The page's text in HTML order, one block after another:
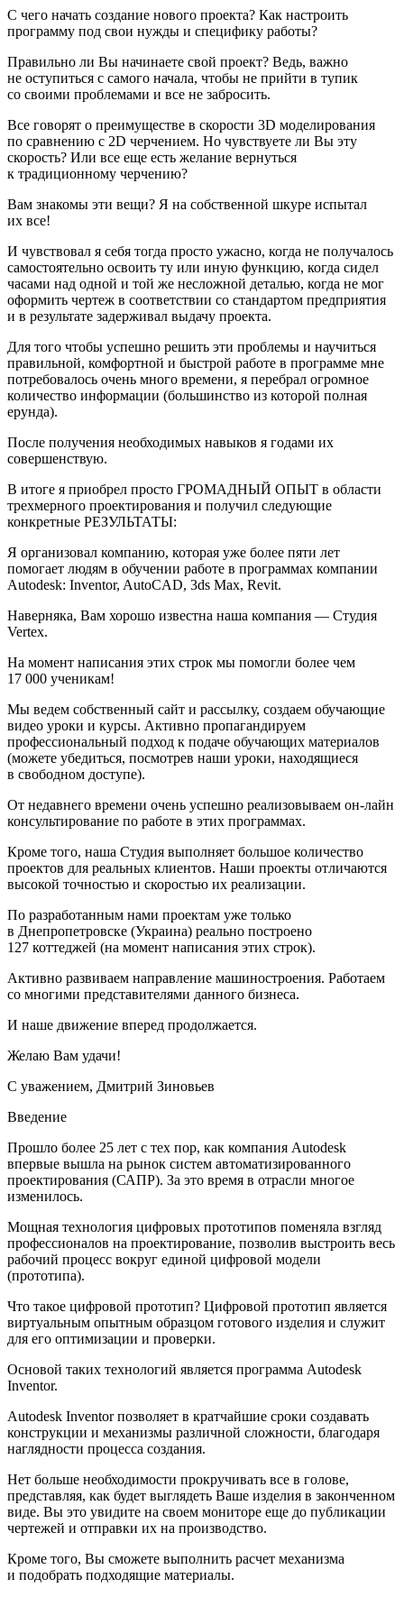
С чего начать создание нового проекта? Как настроить
программу под свои нужды и специфику работы?
Правильно ли Вы начинаете свой проект? Ведь, важно
не оступиться с самого начала, чтобы не прийти в тупик
со своими проблемами и все не забросить.
Все говорят о преимуществе в скорости 3D моделирования
по сравнению с 2D черчением. Но чувствуете ли Вы эту
скорость? Или все еще есть желание вернуться
к традиционному черчению?
Вам знакомы эти вещи? Я на собственной шкуре испытал
их все!
И чувствовал я себя тогда просто ужасно, когда не получалось
самостоятельно освоить ту или иную функцию, когда сидел
часами над одной и той же несложной деталью, когда не мог
оформить чертеж в соответствии со стандартом предприятия
и в результате задерживал выдачу проекта.
Для того чтобы успешно решить эти проблемы и научиться
правильной, комфортной и быстрой работе в программе мне
потребовалось очень много времени, я перебрал огромное
количество информации (большинство из которой полная
ерунда).
После получения необходимых навыков я годами их
совершенствую.
В итоге я приобрел просто ГРОМАДНЫЙ ОПЫТ в области
трехмерного проектирования и получил следующие
конкретные РЕЗУЛЬТАТЫ:
Я организовал компанию, которая уже более пяти лет
помогает людям в обучении работе в программах компании
Autodesk: Inventor, AutoCAD, 3ds Max, Revit.
Наверняка, Вам хорошо известна наша компания — Студия
Vertex.
На момент написания этих строк мы помогли более чем
17 000 ученикам!
Мы ведем собственный сайт и рассылку, создаем обучающие
видео уроки и курсы. Активно пропагандируем
профессиональный подход к подаче обучающих материалов
(можете убедиться, посмотрев наши уроки, находящиеся
в свободном доступе).
От недавнего времени очень успешно реализовываем он-лайн
консультирование по работе в этих программах.
Кроме того, наша Студия выполняет большое количество
проектов для реальных клиентов. Наши проекты отличаются
высокой точностью и скоростью их реализации.
По разработанным нами проектам уже только
в Днепропетровске (Украина) реально построено
127 коттеджей (на момент написания этих строк).
Активно развиваем направление машиностроения. Работаем
со многими представителями данного бизнеса.
И наше движение вперед продолжается.
Желаю Вам удачи!
С уважением, Дмитрий Зиновьев
Введение
Прошло более 25 лет с тех пор, как компания Autodesk
впервые вышла на рынок систем автоматизированного
проектирования (САПР). За это время в отрасли многое
изменилось.
Мощная технология цифровых прототипов поменяла взгляд
профессионалов на проектирование, позволив выстроить весь
рабочий процесс вокруг единой цифровой модели
(прототипа).
Что такое цифровой прототип? Цифровой прототип является
виртуальным опытным образцом готового изделия и служит
для его оптимизации и проверки.
Основой таких технологий является программа Autodesk
Inventor.
Autodesk Inventor позволяет в кратчайшие сроки создавать
конструкции и механизмы различной сложности, благодаря
наглядности процесса создания.
Нет больше необходимости прокручивать все в голове,
представляя, как будет выглядеть Ваше изделия в законченном
виде. Вы это увидите на своем мониторе еще до публикации
чертежей и отправки их на производство.
Кроме того, Вы сможете выполнить расчет механизма
и подобрать подходящие материалы.